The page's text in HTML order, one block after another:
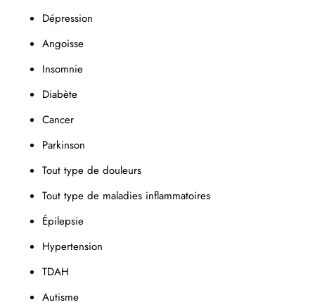
Dépression
Angoisse
Insomnie
Diabète
Cancer
Parkinson
Tout type de douleurs
Tout type de maladies inflammatoires
Épilepsie
Hypertension
TDAH
Autisme